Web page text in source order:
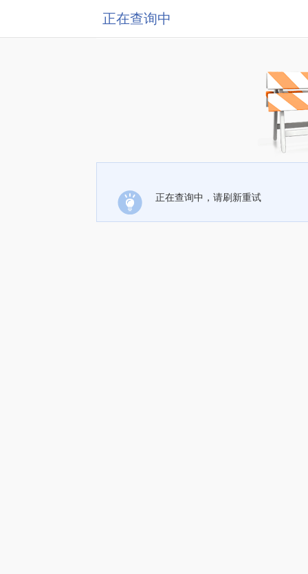
正在查询中
正在查询中，请刷新重试